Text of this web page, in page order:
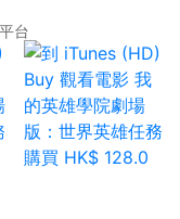
台
購買 HK$ 128.0